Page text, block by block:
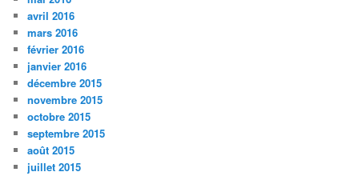
avril 2016
mars 2016
février 2016
janvier 2016
décembre 2015
novembre 2015
octobre 2015
septembre 2015
août 2015
juillet 2015